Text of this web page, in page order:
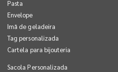
Pasta
Envelope
Imã de geladeira
Tag personalizada
Cartela para bijouteria
Sacola Personalizada